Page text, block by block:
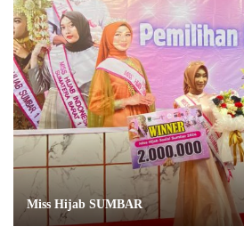
Miss Hijab SUMBAR